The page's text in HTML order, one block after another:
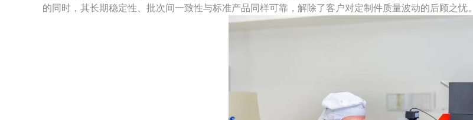
的同时，其长期稳定性、批次间一致性与标准产品同样可靠，解除了客户对定制件质量波动的后顾之忧。